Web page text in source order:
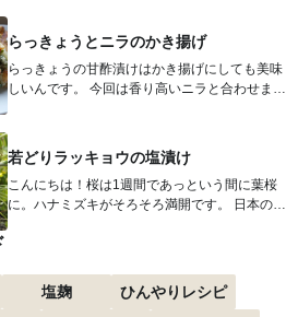
らっきょうとニラのかき揚げ
らっきょうの甘酢漬けはかき揚げにしても美味
しいんです。 今回は香り高いニラと合わせまし
若どりラッキョウの塩漬け
こんにちは！桜は1週間であっという間に葉桜
に。ハナミズキがそろそろ満開です。 日本のハ
塩麹
ひんやりレシピ